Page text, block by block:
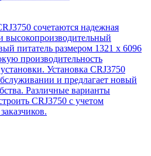
сочетаются надежная
высокопроизводительный
питатель размером 1321 x 6096
производительность
Установка CRJ3750
и предлагает новый
Различные варианты
CRJ3750 с учетом